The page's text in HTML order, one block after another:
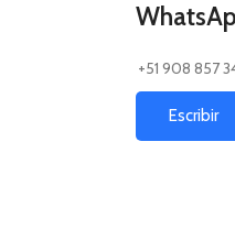
+51 908 857
Escribir